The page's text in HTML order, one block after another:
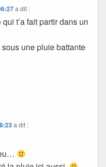
a dit :
t’a fait partir dans un
une pluie battante
a dit :